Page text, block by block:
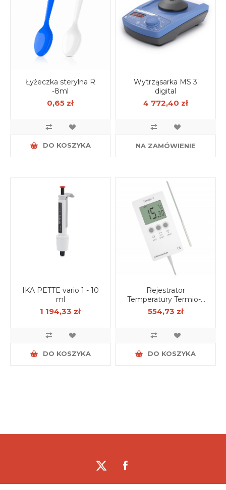
Łyżeczka sterylna R
-8ml
0,65 zł
DO KOSZYKA
Wytrząsarka MS 3
digital
4 772,40 zł
NA ZAMÓWIENIE
IKA PETTE vario 1 - 10
ml
1 194,33 zł
DO KOSZYKA
Rejestrator
Temperatury Termio-1
ECO - wzorcowanie
PCA
554,73 zł
DO KOSZYKA